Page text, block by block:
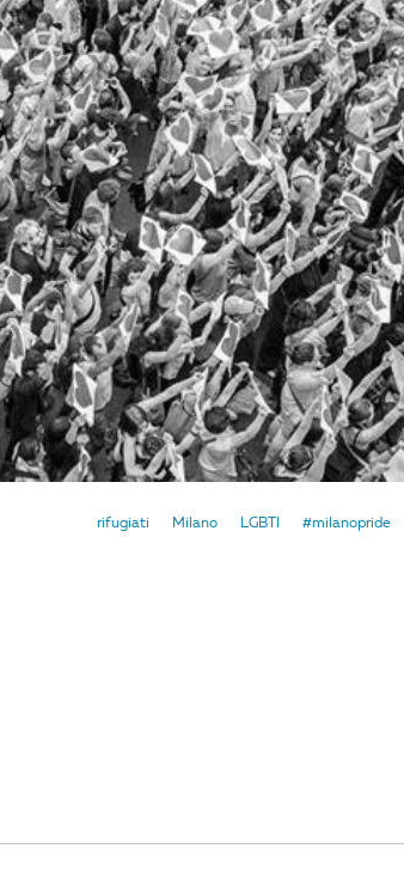
#milanopride
LGBTI
Milano
rifugiati